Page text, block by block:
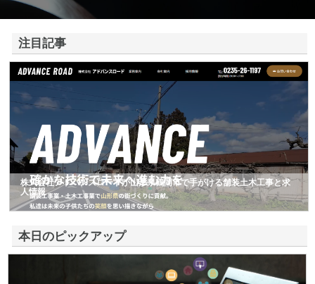
注目記事
株式会社アドバンスロードが山形県鶴岡市で手がける舗装土木工事と求
人情報
本日のピックアップ